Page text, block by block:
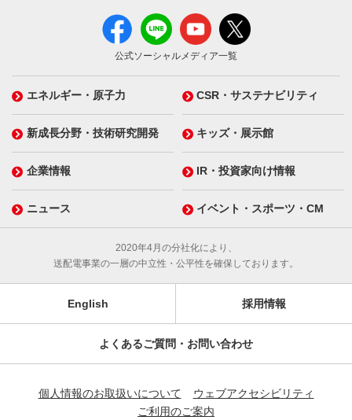
公式ソーシャルメディア一覧
エネルギー・原子力 CSR・サステナビリティ
新成長分野・技術研究開発 キッズ・展示館
企業情報 IR・投資家向け情報
ニュース イベント・スポーツ・CM
2020年4月の分社化により、
送配電事業の一層の中立性・公平性を確保しております。
English 採用情報
よくあるご質問・お問い合わせ
個人情報のお取扱いについて
ウェブアクセシビリティ
ご利用のご案内